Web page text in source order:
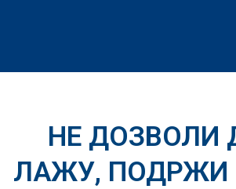
НЕ ДОЗВОЛИ
ЛАЖУ, ПОДРЖИ